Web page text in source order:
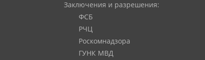
Заключения и разрешения:
ФСБ
РЧЦ
Роскомнадзора
ГУНК МВД